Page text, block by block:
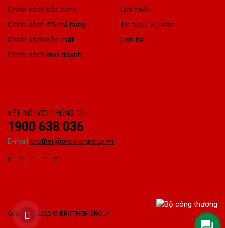
Chính sách bảo hành
Chính sách đổi trả hàng
Chính sách bảo mật
Chính sách kinh doanh
Giới thiệu
Tin tức / Sự kiện
Liên hệ
KẾT NỐI VỚI CHÚNG TÔI
1900 638 036
E-mail brother@brothergroup.vn
Copyright 2022 © BROTHER GROUP